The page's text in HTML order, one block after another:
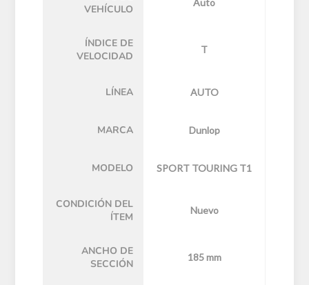
VEHÍCULO
Auto
ÍNDICE DE
VELOCIDAD
T
LÍNEA AUTO
MARCA Dunlop
MODELO SPORT TOURING T1
CONDICIÓN DEL
ÍTEM
Nuevo
ANCHO DE
SECCIÓN
185 mm